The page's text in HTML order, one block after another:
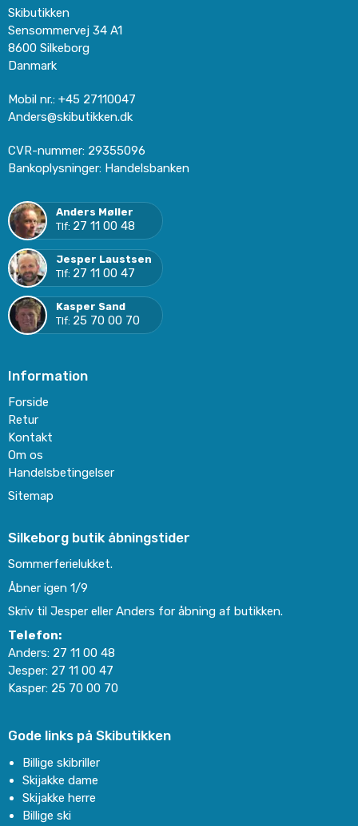
Skibutikken
Sensommervej 34 A1
8600 Silkeborg
Danmark
Mobil nr.: +45 27110047
Anders@skibutikken.dk
CVR-nummer: 29355096
Bankoplysninger: Handelsbanken
Anders Møller
Tlf: 27 11 00 48
Jesper Laustsen
Tlf: 27 11 00 47
Kasper Sand
Tlf: 25 70 00 70
Information
Forside
Retur
Kontakt
Om os
Handelsbetingelser
Sitemap
Silkeborg butik åbningstider
Sommerferielukket.
Åbner igen 1/9
Skriv til Jesper eller Anders for åbning af butikken.
Telefon:
Anders: 27 11 00 48
Jesper: 27 11 00 47
Kasper: 25 70 00 70
Gode links på Skibutikken
Billige skibriller
Skijakke dame
Skijakke herre
Billige ski